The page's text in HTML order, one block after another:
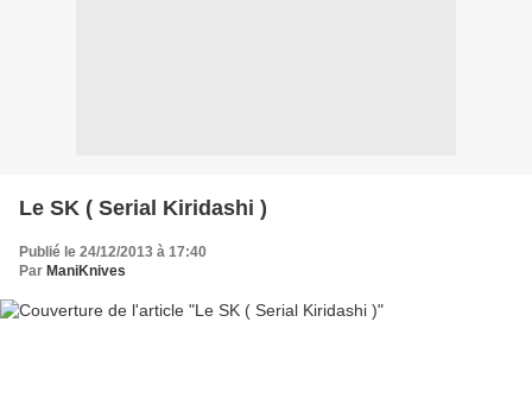
Le SK ( Serial Kiridashi )
Publié le 24/12/2013 à 17:40
Par ManiKnives